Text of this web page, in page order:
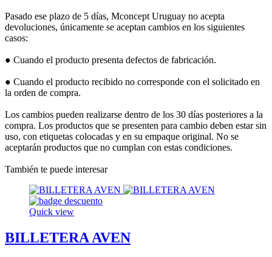
Pasado ese plazo de 5 días, Mconcept Uruguay no acepta
devoluciones, únicamente se aceptan cambios en los siguientes
casos:
● Cuando el producto presenta defectos de fabricación.
● Cuando el producto recibido no corresponde con el solicitado en
la orden de compra.
Los cambios pueden realizarse dentro de los 30 días posteriores a la
compra. Los productos que se presenten para cambio deben estar sin
uso, con etiquetas colocadas y en su empaque original. No se
aceptarán productos que no cumplan con estas condiciones.
También te puede interesar
Quick view
BILLETERA AVEN